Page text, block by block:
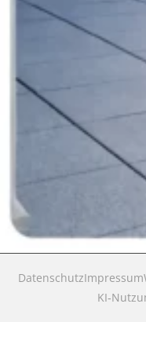
DatenschutzImpressum